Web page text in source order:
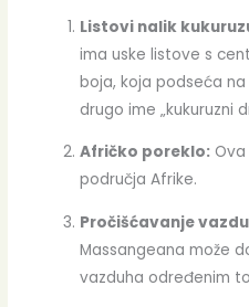
Listovi nalik
ima uske listove s
boja, koja podseća
drugo ime „kukuruzni
Afričko poreklo:
područja Afrike.
Pročišćavanje
Massangeana može
vazduha određenim